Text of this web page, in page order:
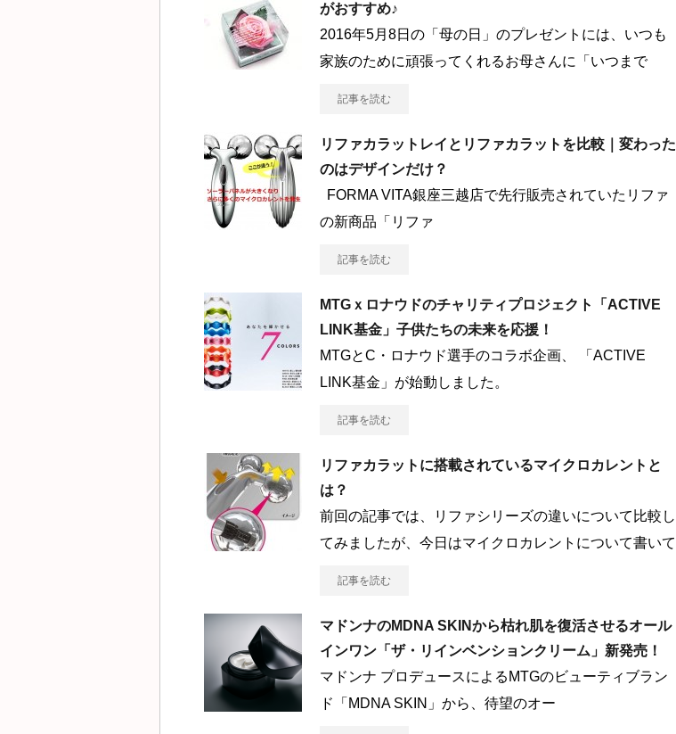
がおすすめ♪
2016年5月8日の「母の日」のプレゼントには、いつも
家族のために頑張ってくれるお母さんに「いつまで
記事を読む
リファカラットレイとリファカラットを比較｜変わった
のはデザインだけ？
FORMA VITA銀座三越店で先行販売されていたリファ
の新商品「リファ
記事を読む
MTGｘロナウドのチャリティプロジェクト「ACTIVE
LINK基金」子供たちの未来を応援！
MTGとC・ロナウド選手のコラボ企画、 「ACTIVE
LINK基金」が始動しました。
記事を読む
リファカラットに搭載されているマイクロカレントと
は？
前回の記事では、リファシリーズの違いについて比較し
てみましたが、今日はマイクロカレントについて書いて
記事を読む
マドンナのMDNA SKINから枯れ肌を復活させるオール
インワン「ザ・リインベンションクリーム」新発売！
マドンナ プロデュースによるMTGのビューティブラン
ド「MDNA SKIN」から、待望のオー